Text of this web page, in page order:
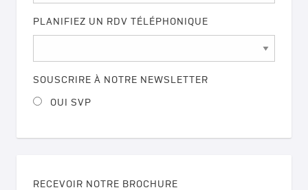
PLANIFIEZ UN RDV TÉLÉPHONIQUE
SOUSCRIRE À NOTRE NEWSLETTER
OUI SVP
RECEVOIR NOTRE BROCHURE